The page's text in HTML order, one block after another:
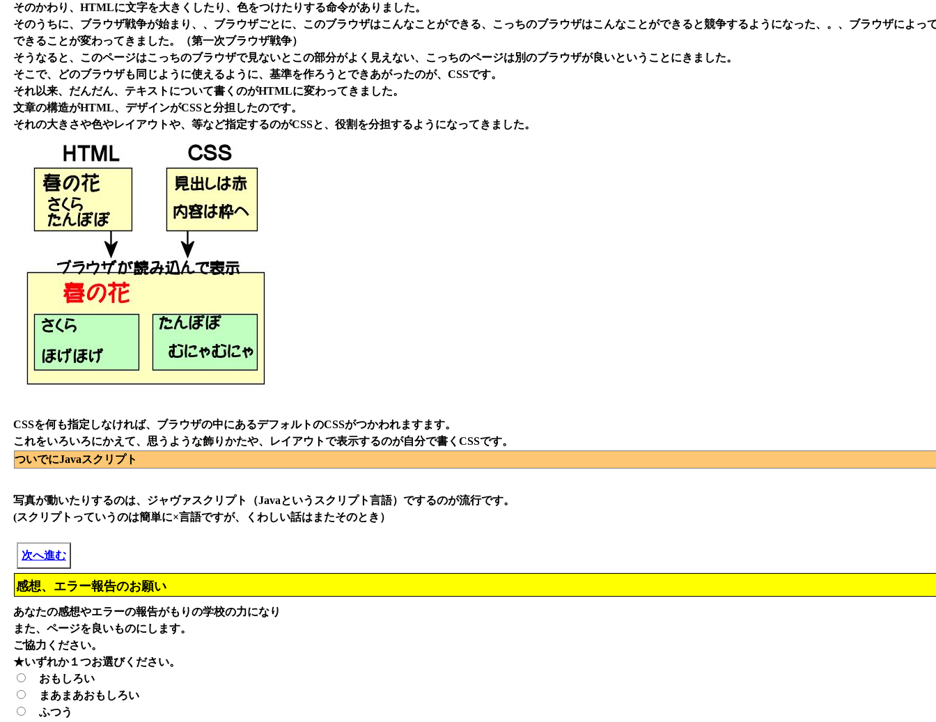
そのかわり、HTMLに文字を大きくしたり、色をつけたりする命令がありました。
そのうちに、ブラウザ戦争が始まり、、ブラウザごとに、このブラウザはこんなことができる、こっちのブラウザはこんなことができると競争するようになった、。、ブラウザによっ
できることが変わってきました。（第一次ブラウザ戦争）
そうなると、このページはこっちのブラウザで見ないとこの部分がよく見えない、こっちのページは別のブラウザが良いということにきました。
そこで、どのブラウザも同じように使えるように、基準を作ろうとできあがったのが、CSSです。
それ以来、だんだん、テキストについて書くのがHTMLに変わってきました。
文章の構造がHTML、デザインがCSSと分担したのです。
それの大きさや色やレイアウトや、等など指定するのがCSSと、役割を分担するようになってきました。
CSSを何も指定しなければ、ブラウザの中にあるデフォルトのCSSがつかわれますます。
これをいろいろにかえて、思うような飾りかたや、レイアウトで表示するのが自分で書くCSSです。
ついでにJavaスクリプト
写真が動いたりするのは、ジャヴァスクリプト（Javaというスクリプト言語）でするのが流行です。
(スクリプトっていうのは簡単に×言語ですが、くわしい話はまたそのとき）
次へ進む
感想、エラー報告のお願い
あなたの感想やエラーの報告がもりの学校の力になり
また、ページを良いものにします。
ご協力ください。
★いずれか１つお選びください。
おもしろい
まあまあおもしろい
ふつう